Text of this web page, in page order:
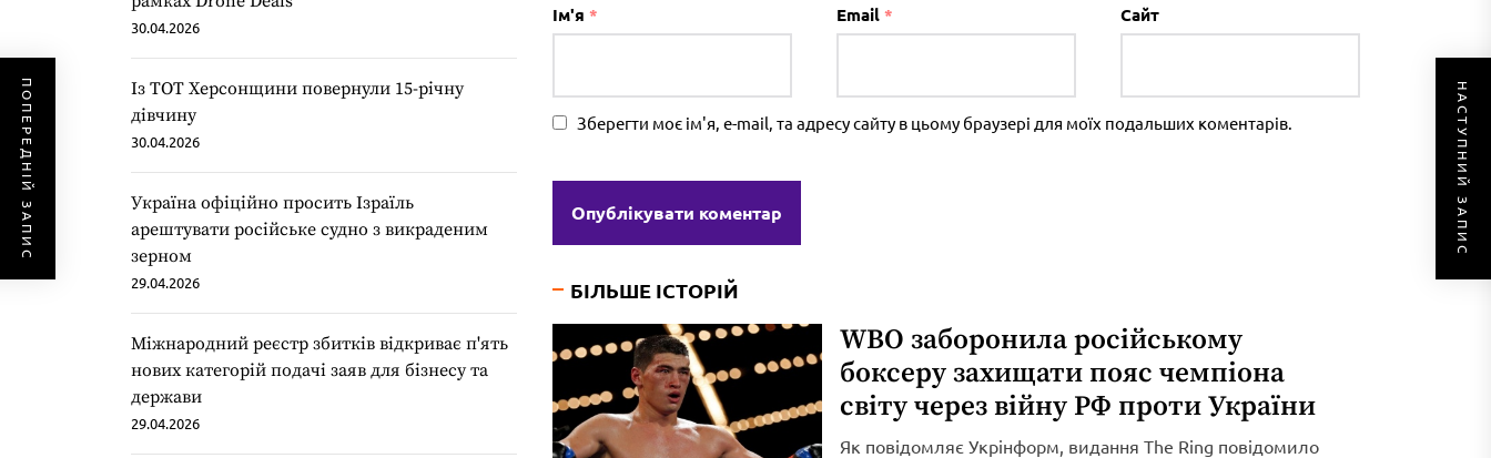
Ім'я * Email * Сайт
Зберегти моє ім'я, e-mail, та адресу сайту в цьому браузері для моїх подальших коментарів.
ПОПЕРЕДНІЙ ЗАПИС НАСТУПНИЙ ЗАПИС
БІЛЬШЕ ІСТОРІЙ
WBO заборонила російському
боксеру захищати пояс чемпіона
світу через війну РФ проти України
Як повідомляє Укрінформ, видання The Ring повідомило
30.04.2026
Із ТОТ Херсонщини повернули 15-річну
дівчину
30.04.2026
Україна офіційно просить Ізраїль
арештувати російське судно з викраденим
зерном
29.04.2026
Міжнародний реєстр збитків відкриває п'ять
нових категорій подачі заяв для бізнесу та
держави
29.04.2026